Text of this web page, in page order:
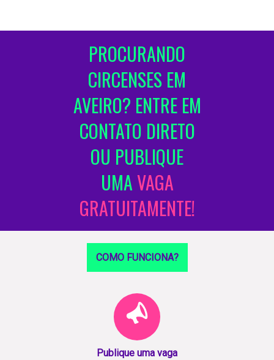
PROCURANDO
CIRCENSES EM
AVEIRO? ENTRE EM
CONTATO DIRETO
OU PUBLIQUE
UMAVAGA
GRATUITAMENTE!
COMO FUNCIONA?
Publique uma vaga